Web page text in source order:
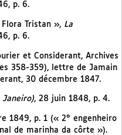
p. 6.
Tristan », La
p. 6.
et Considerant, Archives
358-359), lettre de Jamain
30 décembre 1847.
Janeiro), 28 juin 1848, p. 4.
1849, p. 1 (« 2° engenheiro
de marinha da côrte »).